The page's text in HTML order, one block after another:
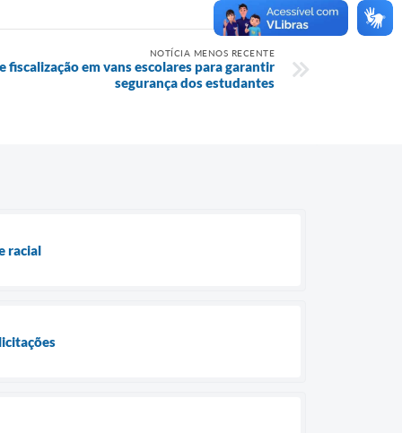
NOTÍCIA MENOS RECENTE
fiscalização em vans escolares para garantir
segurança dos estudantes
racial